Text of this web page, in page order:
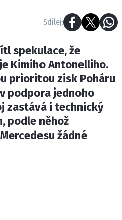
/ COOKIES
F1NEWS.cz je
s.r.o., IČ: 118 23 054
Sdílej:
spekulace, že
Kimiho Antonelliho.
prioritou zisk Poháru
podpora jednoho
zastává i technický
podle něhož
žádné